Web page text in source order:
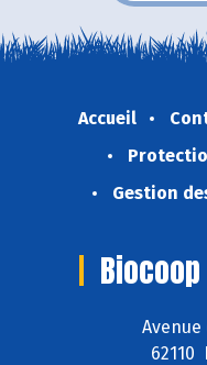
Accueil
Gestion
62110